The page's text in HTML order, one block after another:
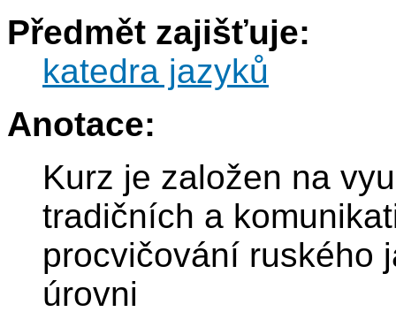
Předmět zajišťuje:
katedra jazyků
Anotace:
Kurz je založen na
tradičních a
procvičování ruského
úrovni